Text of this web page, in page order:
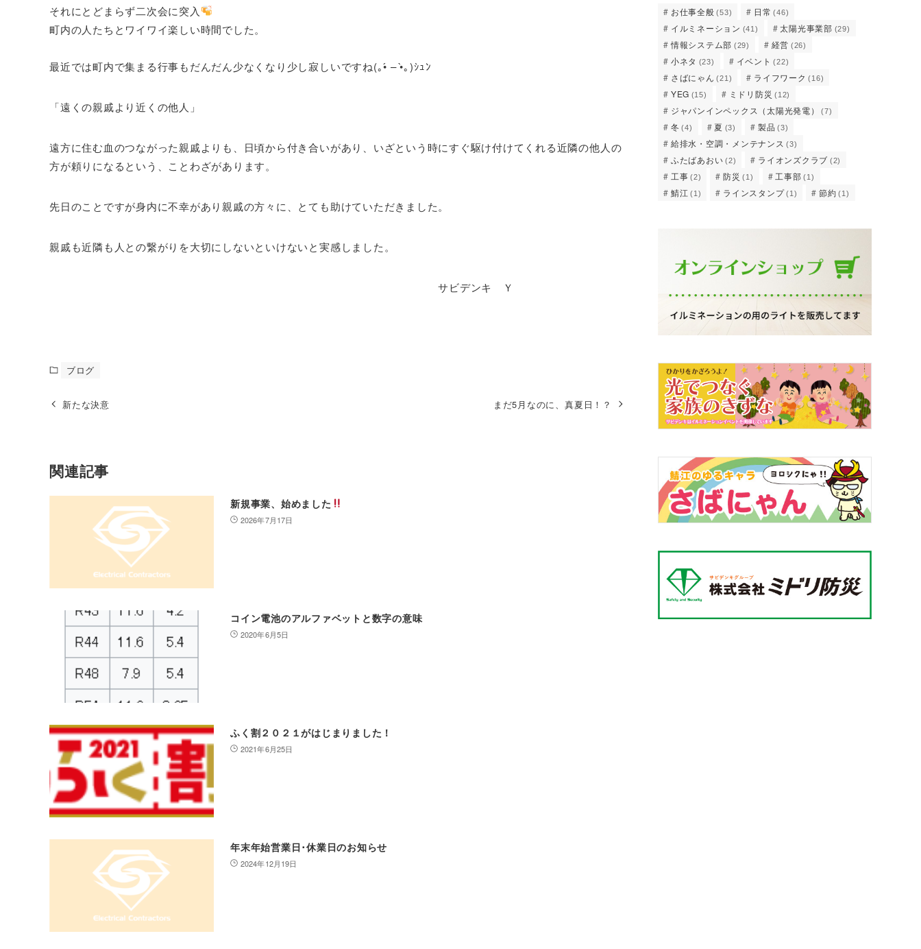
それにとどまらず二次会に突入
町内の人たちとワイワイ楽しい時間でした。
最近では町内で集まる行事もだんだん少なくなり少し寂しいですね(｡•́ – •̀｡)ｼｭﾝ
「遠くの親戚より近くの他人」
遠方に住む血のつながった親戚よりも、日頃から付き合いがあり、いざという時にすぐ駆け付けてくれる近隣の他人の
方が頼りになるという、ことわざがあります。
先日のことですが身内に不幸があり親戚の方々に、とても助けていただきました。
親戚も近隣も人との繋がりを大切にしないといけないと実感しました。
サビデンキ Ｙ
ブログ
新たな決意 まだ5月なのに、真夏日！？
関連記事
新規事業、始めました
2026年7月17日
コイン電池のアルファベットと数字の意味
2020年6月5日
ふく割２０２１がはじまりました！
2021年6月25日
年末年始営業日･休業日のお知らせ
2024年12月19日
お仕事全般 (53) 日常 (46)
イルミネーション (41) 太陽光事業部 (29)
情報システム部 (29) 経営 (26)
小ネタ (23) イベント (22)
さばにゃん (21) ライフワーク (16)
YEG (15) ミドリ防災 (12)
ジャパンインペックス（太陽光発電） (7)
冬 (4) 夏 (3) 製品 (3)
給排水・空調・メンテナンス (3)
ふたばあおい (2) ライオンズクラブ (2)
工事 (2) 防災 (1) 工事部 (1)
鯖江 (1) ラインスタンプ (1) 節約 (1)